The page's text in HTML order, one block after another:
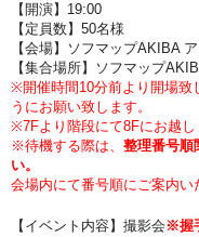
【開演】19:00
【定員数】50名様
【会場】ソフマップAKIBA
【集合場所】ソフマップ
※開催時間10分前より開場致
うにお願い致します。
※7Fより階段にて8Fにお越し
※待機する際は、 整理番号順
い。
会場内にて番号順にご案内い
【イベント内容】撮影会 ※握